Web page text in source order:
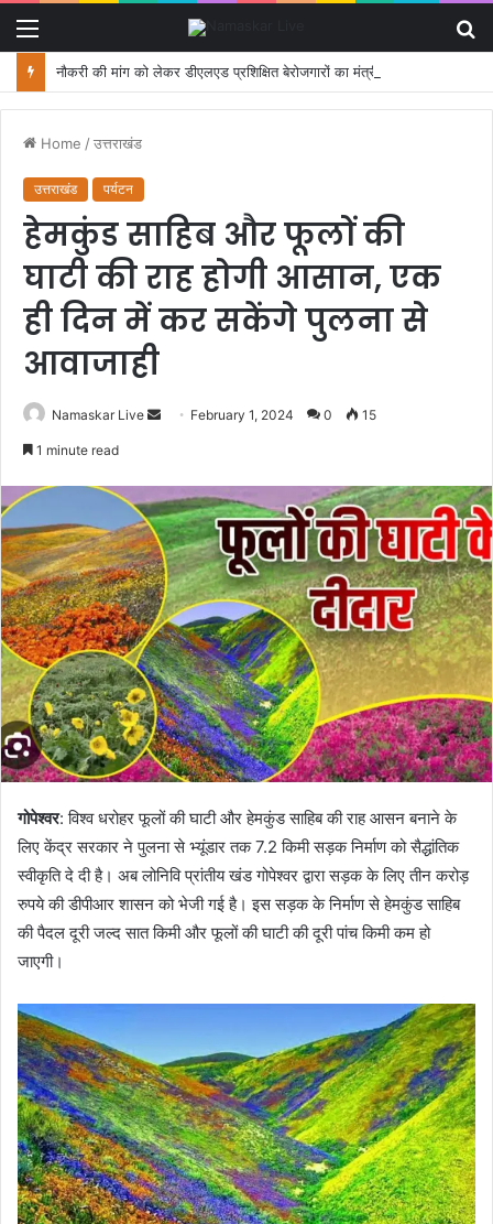
Home /उत्तराखंड
उत्तराखंड पर्यटन
हेमकुंड साहिब और फूलों की
घाटी की राह होगी आसान, एक
ही दिन में कर सकेंगे पुलना से
आवाजाही
Namaskar Live
a
n
e
m
a
i
l
February 1, 2024 0 15
1 minute read
गोपेश्वर: विश्व धरोहर फूलों की घाटी और हेमकुंड साहिब की राह आसन बनाने के
लिए केंद्र सरकार ने पुलना से भ्यूंडार तक 7.2 किमी सड़क निर्माण को सैद्धांतिक
स्वीकृति दे दी है। अब लोनिवि प्रांतीय खंड गोपेश्वर द्वारा सड़क के लिए तीन करोड़
रुपये की डीपीआर शासन को भेजी गई है। इस सड़क के निर्माण से हेमकुंड साहिब
की पैदल दूरी जल्द सात किमी और फूलों की घाटी की दूरी पांच किमी कम हो
जाएगी।